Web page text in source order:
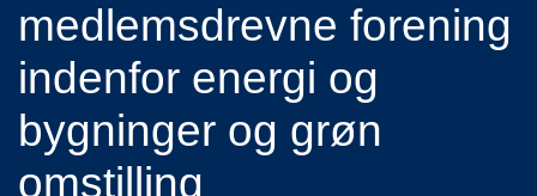
medlemsdrevne forening
indenfor energi og
bygninger og grøn
omstilling